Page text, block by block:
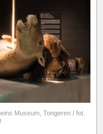
Museum, Tongeren / fot.